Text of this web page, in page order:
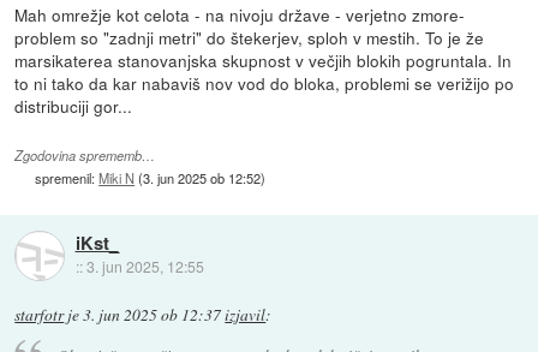
Mah omrežje kot celota - na nivoju države - verjetno zmore-
problem so "zadnji metri" do štekerjev, sploh v mestih. To je že
marsikaterea stanovanjska skupnost v večjih blokih pogruntala. In
to ni tako da kar nabaviš nov vod do bloka, problemi se verižijo po
distribuciji gor...
Zgodovina sprememb…
spremenil:Miki N(3. jun 2025 ob 12:52)
iKst_
::3. jun 2025, 12:55
starfotrje3. jun 2025 ob 12:37izjavil: